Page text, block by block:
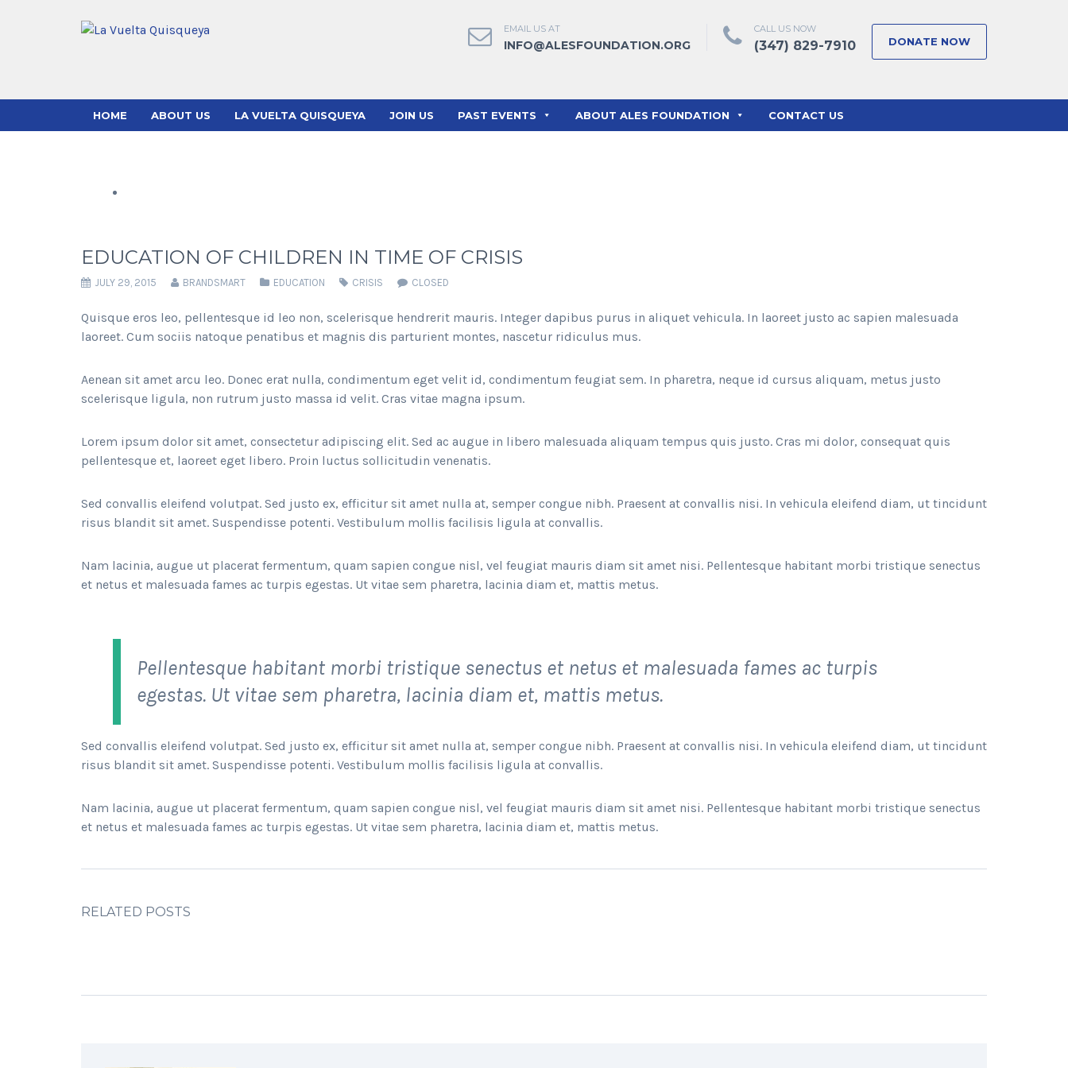
EMAIL US AT
INFO@ALESFOUNDATION.ORG
CALL US NOW
(347) 829-7910 DONATE NOW
HOME ABOUT US LA VUELTA QUISQUEYA JOIN US PAST EVENTS ABOUT ALES FOUNDATION CONTACT US
EDUCATION OF CHILDREN IN TIME OF CRISIS
JULY 29, 2015 BRANDSMART EDUCATION CRISIS CLOSED
Quisque eros leo, pellentesque id leo non, scelerisque hendrerit mauris. Integer dapibus purus in aliquet vehicula. In laoreet justo ac sapien malesuada
laoreet. Cum sociis natoque penatibus et magnis dis parturient montes, nascetur ridiculus mus.
Aenean sit amet arcu leo. Donec erat nulla, condimentum eget velit id, condimentum feugiat sem. In pharetra, neque id cursus aliquam, metus justo
scelerisque ligula, non rutrum justo massa id velit. Cras vitae magna ipsum.
Lorem ipsum dolor sit amet, consectetur adipiscing elit. Sed ac augue in libero malesuada aliquam tempus quis justo. Cras mi dolor, consequat quis
pellentesque et, laoreet eget libero. Proin luctus sollicitudin venenatis.
Sed convallis eleifend volutpat. Sed justo ex, efficitur sit amet nulla at, semper congue nibh. Praesent at convallis nisi. In vehicula eleifend diam, ut tincidunt
risus blandit sit amet. Suspendisse potenti. Vestibulum mollis facilisis ligula at convallis.
Nam lacinia, augue ut placerat fermentum, quam sapien congue nisl, vel feugiat mauris diam sit amet nisi. Pellentesque habitant morbi tristique senectus
et netus et malesuada fames ac turpis egestas. Ut vitae sem pharetra, lacinia diam et, mattis metus.
Pellentesque habitant morbi tristique senectus et netus et malesuada fames ac turpis
egestas. Ut vitae sem pharetra, lacinia diam et, mattis metus.
Sed convallis eleifend volutpat. Sed justo ex, efficitur sit amet nulla at, semper congue nibh. Praesent at convallis nisi. In vehicula eleifend diam, ut tincidunt
risus blandit sit amet. Suspendisse potenti. Vestibulum mollis facilisis ligula at convallis.
Nam lacinia, augue ut placerat fermentum, quam sapien congue nisl, vel feugiat mauris diam sit amet nisi. Pellentesque habitant morbi tristique senectus
et netus et malesuada fames ac turpis egestas. Ut vitae sem pharetra, lacinia diam et, mattis metus.
RELATED POSTS